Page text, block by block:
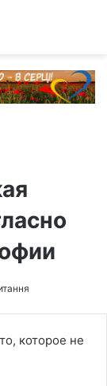
которое не